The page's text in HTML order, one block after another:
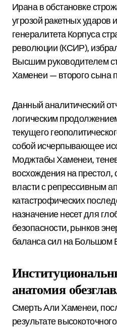
Ирана в обстановке
угрозой ракетных ударов
генералитета Корпуса
революции (КСИР),
Высшим руководителем
Хаменеи — второго сына
Данный аналитический
логическим
текущего
собой исчерпывающее
Моджтабы Хаменеи,
восхождения на престол,
власти с репрессивным
катастрофических
назначение несет для
безопасности, рынков
баланса сил на Большом
анатомия
Смерть Али Хаменеи,
результате